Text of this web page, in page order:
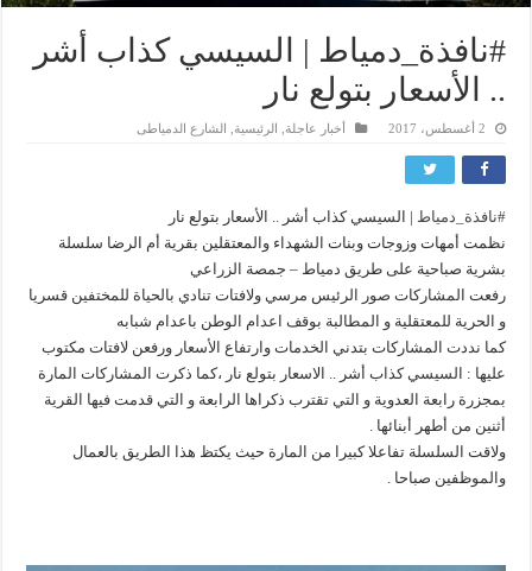
#نافذة_دمياط | السيسي كذاب أشر
.. الأسعار بتولع نار
2 أغسطس، 2017 أخبار عاجلة الرئيسية الشارع الدمياطى
#نافذة_دمياط | السيسي كذاب أشر .. الأسعار بتولع نار
نظمت أمهات وزوجات وبنات الشهداء والمعتقلين بقرية أم الرضا سلسلة
بشرية صباحية على طريق دمياط – جمصة الزراعي
رفعت المشاركات صور الرئيس مرسي ولافتات تنادي بالحياة للمختفين قسريا
و الحرية للمعتقلية و المطالبة بوقف اعدام الوطن باعدام شبابه
كما نددت المشاركات بتدني الخدمات وارتفاع الأسعار ورفعن لافتات مكتوب
عليها : السيسي كذاب أشر .. الاسعار بتولع نار ،كما ذكرت المشاركات المارة
بمجزرة رابعة العدوية و التي تقترب ذكراها الرابعة و التي قدمت فيها القرية
أثنين من أطهر أبنائها .
ولاقت السلسلة تفاعلا كبيرا من المارة حيث يكتظ هذا الطريق بالعمال
والموظفين صباحا .